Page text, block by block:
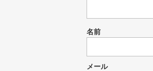
名前
メール